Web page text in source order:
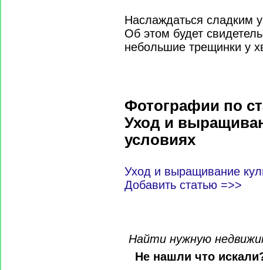
Наслаждаться сладким
Об этом будет
небольшие трещинки у
Фотографии по
Уход и
условиях
Уход и выращивание
Добавить статью =>>
Найти нужную
Не нашли что